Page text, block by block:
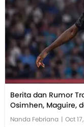
Berita dan Rumor
Osimhen, Maguire,
Nanda Febriana | Oct